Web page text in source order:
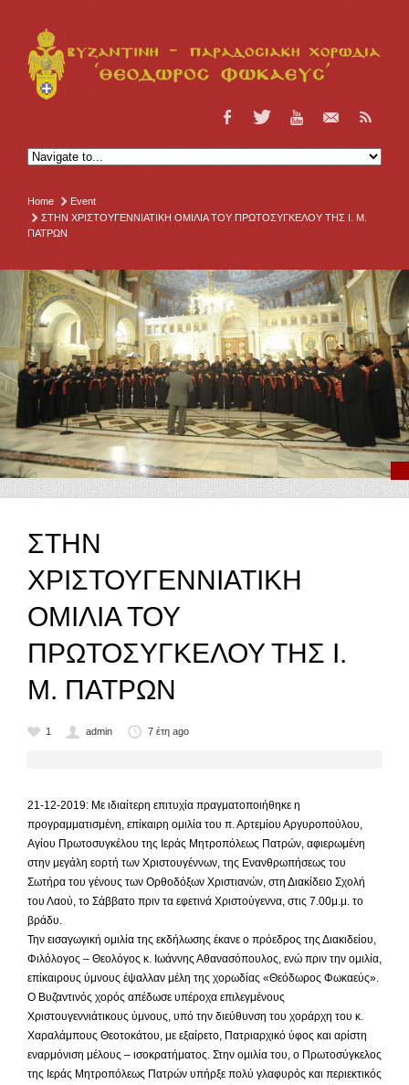
Home
Event
ΣΤΗΝ ΧΡΙΣΤΟΥΓΕΝΝΙΑΤΙΚΗ ΟΜΙΛΙΑ ΤΟΥ ΠΡΩΤΟΣΥΓΚΕΛΟΥ ΤΗΣ Ι. Μ.
ΠΑΤΡΩΝ
ΣΤΗΝ
ΧΡΙΣΤΟΥΓΕΝΝΙΑΤΙΚΗ
ΟΜΙΛΙΑ ΤΟΥ
ΠΡΩΤΟΣΥΓΚΕΛΟΥ ΤΗΣ Ι.
Μ. ΠΑΤΡΩΝ
1 admin 7 έτη ago
21-12-2019: Με ιδιαίτερη επιτυχία πραγματοποιήθηκε η
προγραμματισμένη, επίκαιρη ομιλία του π. Αρτεμίου Αργυροπούλου,
Αγίου Πρωτοσυγκέλου της Ιεράς Μητροπόλεως Πατρών, αφιερωμένη
στην μεγάλη εορτή των Χριστουγέννων, της Ενανθρωπήσεως του
Σωτήρα του γένους των Ορθοδόξων Χριστιανών, στη Διακίδειο Σχολή
του Λαού, το Σάββατο πριν τα εφετινά Χριστούγεννα, στις 7.00μ.μ. το
βράδυ.
Την εισαγωγική ομιλία της εκδήλωσης έκανε ο πρόεδρος της Διακιδείου,
Φιλόλογος – Θεολόγος κ. Ιωάννης Αθανασόπουλος, ενώ πριν την ομιλία,
επίκαιρους ύμνους έψαλλαν μέλη της χορωδίας «Θεόδωρος Φωκαεύς».
Ο Βυζαντινός χορός απέδωσε υπέροχα επιλεγμένους
Χριστουγεννιάτικους ύμνους, υπό την διεύθυνση του χοράρχη του κ.
Χαραλάμπους Θεοτοκάτου, με εξαίρετο, Πατριαρχικό ύφος και αρίστη
εναρμόνιση μέλους – ισοκρατήματος. Στην ομιλία του, ο Πρωτοσύγκελος
της Ιεράς Μητροπόλεως Πατρών υπήρξε πολύ γλαφυρός και περιεκτικός